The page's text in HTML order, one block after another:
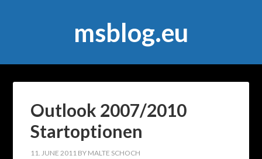
msblog.eu
Outlook 2007/2010
Startoptionen
11. JUNE 2011 BY MALTE SCHOCH